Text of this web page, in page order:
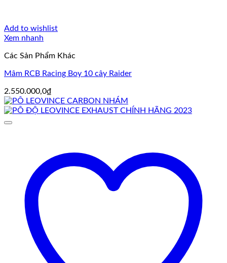
Add to wishlist
Xem nhanh
Các Sản Phẩm Khác
Mâm RCB Racing Boy 10 cây Raider
2.550.000,0₫